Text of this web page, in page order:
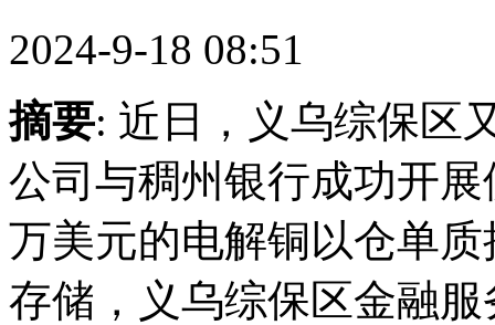
2024-9-18 08:51
摘要: 近日，义乌综保区
公司与稠州银行成功开
万美元的电解铜以仓单
存储，义乌综保区金融